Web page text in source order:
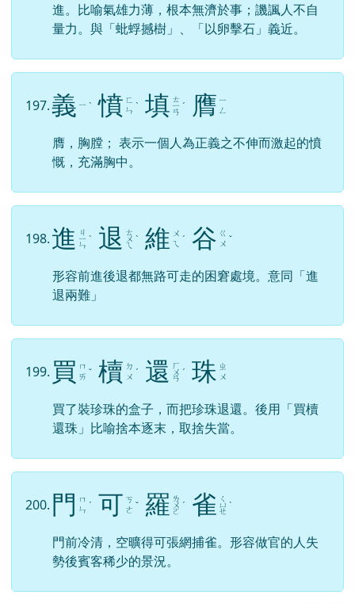
進。比喻氣雄力薄，根本無濟於事；譏諷人不自
量力。與「蚍蜉撼樹」、「以卵擊石」義近。
197.義 ㄧ ˋ 憤 ㄈ
ㄣ ˋ 填 ㄊ
ㄧ
ㄢ
ˊ 膺 ㄧ
ㄥ
膺，胸膛； 表示一個人為正義之不伸而激起的憤
慨，充滿胸中。
198.進 ㄐ
ㄧ
ㄣ
ˋ 退 ㄊ
ㄨ
ㄟ
ˋ 維 ㄨ
ㄟ
ˊ 谷 ㄍ
ㄨ ˇ
形容前進後退都無路可走的困窘處境。意同「進
退兩難」
199. 買 ㄇ
ㄞ ˇ 櫝 ㄉ
ㄨ ˊ 還 ㄏ
ㄨ
ㄢ
ˊ 珠 ㄓ
ㄨ
買了裝珍珠的盒子，而把珍珠退還。後用「買櫝
還珠」比喻捨本逐末，取捨失當。
200. 門
ㄇ
ㄣ ˊ 可 ㄎ
ㄜ ˇ 羅 ㄌ
ㄨ
ㄛ
ˊ 雀 ㄑ
ㄩ
ㄝ
ˋ
門前冷清，空曠得可張網捕雀。形容做官的人失
勢後賓客稀少的景況。